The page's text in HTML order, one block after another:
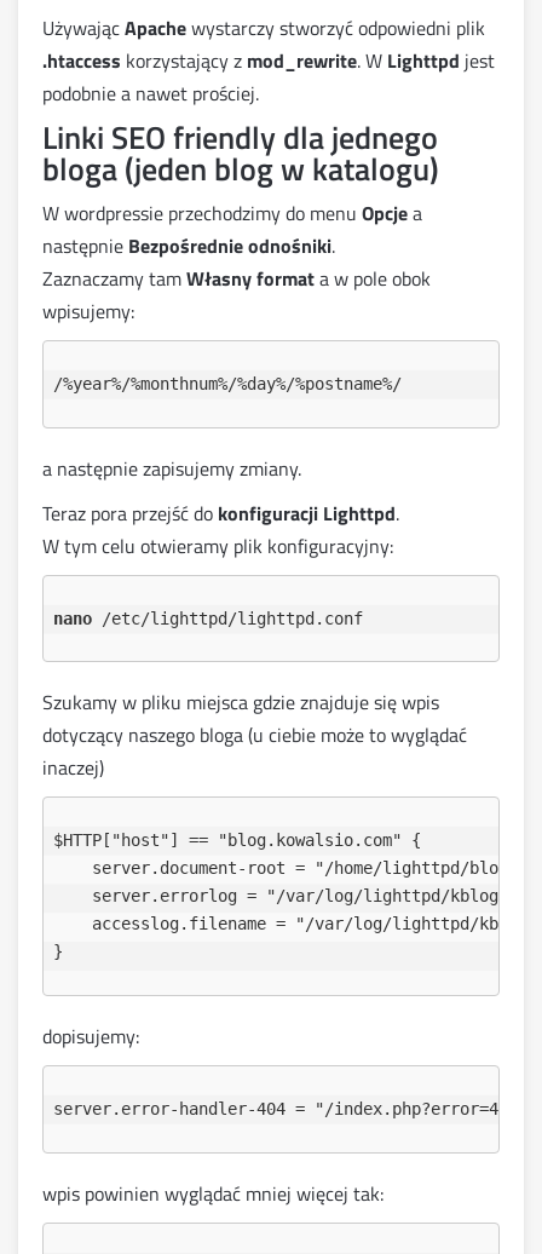
UżywającApachewystarczy stworzyć odpowiedni plik
.htaccess korzystający z mod_rewrite. W Lighttpd jest
podobnie a nawet prościej.
Linki SEO friendly dla jednego
bloga (jeden blog w katalogu)
W wordpressie przechodzimy do menu Opcjea
następnie Bezpośrednie odnośniki.
Zaznaczamy tamWłasny formata w pole obok
wpisujemy:
/%year%/%monthnum%/%day%/%postname%/
a następnie zapisujemy zmiany.
Teraz pora przejść do konfiguracji Lighttpd.
W tym celu otwieramy plik konfiguracyjny:
nano /etc/lighttpd/lighttpd.conf
Szukamy w pliku miejsca gdzie znajduje się wpis
dotyczący naszego bloga (u ciebie może to wyglądać
inaczej)
$HTTP["host"] == "blog.kowalsio.com" {
server.document-root = "/home/lighttpd/
server.errorlog = "/var/log/lighttpd/
accesslog.filename = "/var/log/lighttpd/
dopisujemy:
server.error-handler-404 = "/index.php?error=404"
wpis powinien wyglądać mniej więcej tak: